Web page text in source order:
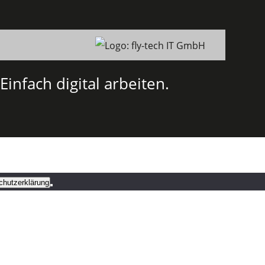
Einfach digital arbeiten.